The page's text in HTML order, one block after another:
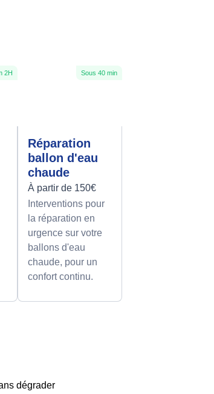
2H Sous 40 min
Réparation
ballon d'eau
chaude
À partir de 150€
Interventions pour
la réparation en
urgence sur votre
ballons d'eau
chaude, pour un
confort continu.
dégrader